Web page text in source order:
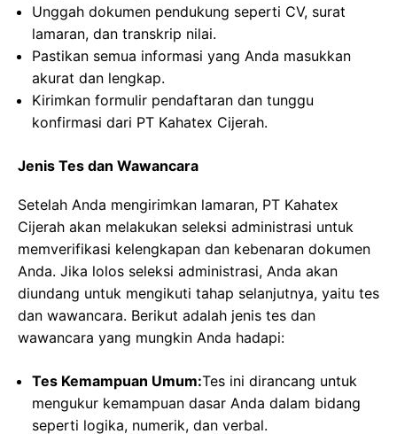
Unggah dokumen pendukung seperti CV, surat
lamaran, dan transkrip nilai.
Pastikan semua informasi yang Anda masukkan
akurat dan lengkap.
Kirimkan formulir pendaftaran dan tunggu
konfirmasi dari PT Kahatex Cijerah.
Jenis Tes dan Wawancara
Setelah Anda mengirimkan lamaran, PT Kahatex
Cijerah akan melakukan seleksi administrasi untuk
memverifikasi kelengkapan dan kebenaran dokumen
Anda. Jika lolos seleksi administrasi, Anda akan
diundang untuk mengikuti tahap selanjutnya, yaitu tes
dan wawancara. Berikut adalah jenis tes dan
wawancara yang mungkin Anda hadapi:
Tes Kemampuan Umum:Tes ini dirancang untuk
mengukur kemampuan dasar Anda dalam bidang
seperti logika, numerik, dan verbal.